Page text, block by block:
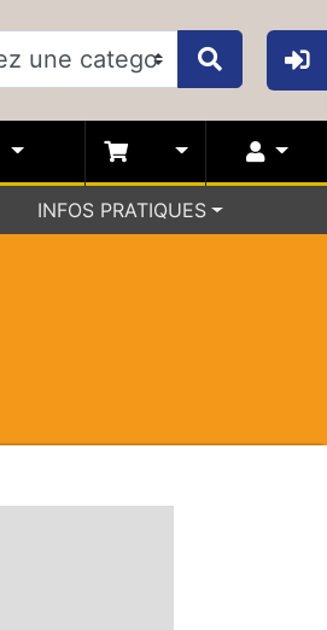
INFOS PRATIQUES